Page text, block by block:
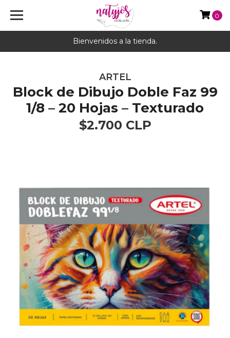
Bienvenidos a la tienda.
0
ARTEL
Block de Dibujo Doble Faz 99
1/8 – 20 Hojas – Texturado
$2.700 CLP